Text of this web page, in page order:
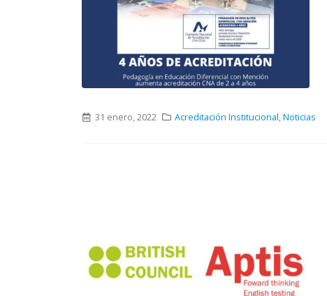
31 enero, 2022 Acreditación Institucional,Noticias